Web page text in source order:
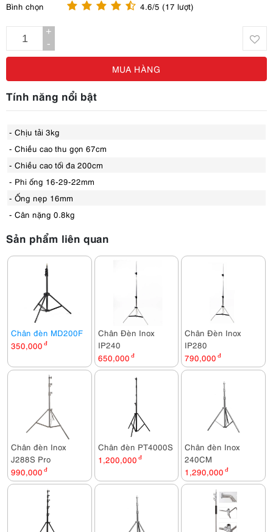
Bình chọn 4.6/5 (17 lượt)
+
-
MUA HÀNG
Tính năng nổi bật
- Chịu tải 3kg
- Chiều cao thu gọn 67cm
- Chiều cao tối đa 200cm
- Phi ống 16-29-22mm
- Ống nẹp 16mm
- Cân nặng 0.8kg
Sản phẩm liên quan
Chân đèn MD200F
350,000 đ
Chân Đèn Inox
IP240
650,000 đ
Chân Đèn Inox
IP280
790,000 đ
Chân đèn Inox
J288S Pro
990,000 đ
Chân đèn PT4000S
1,200,000 đ
Chân đèn Inox
240CM
1,290,000 đ